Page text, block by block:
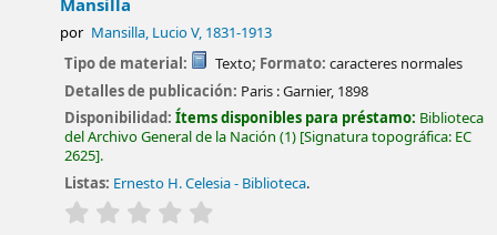
Mansilla
por Mansilla, Lucio V, 1831-1913
Tipo de material: Texto; Formato: caracteres normales
Detalles de publicación: Paris :Garnier, 1898
Disponibilidad:Ítems disponibles para préstamo: Biblioteca
del Archivo General de la Nación (1) Signatura topográfica: EC
2625 .
Listas: Ernesto H. Celesia - Biblioteca.
valoración